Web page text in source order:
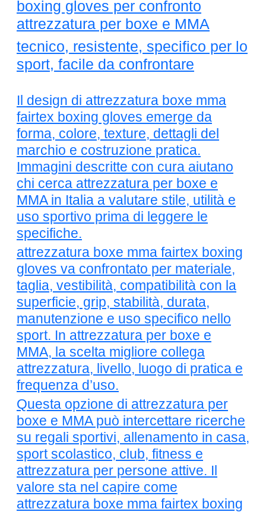
boxing gloves per confronto
attrezzatura per boxe e MMA
tecnico, resistente, specifico per lo
sport, facile da confrontare
Il design di attrezzatura boxe mma
fairtex boxing gloves emerge da
forma, colore, texture, dettagli del
marchio e costruzione pratica.
Immagini descritte con cura aiutano
chi cerca attrezzatura per boxe e
MMA in Italia a valutare stile, utilità e
uso sportivo prima di leggere le
specifiche.
attrezzatura boxe mma fairtex boxing
gloves va confrontato per materiale,
taglia, vestibilità, compatibilità con la
superficie, grip, stabilità, durata,
manutenzione e uso specifico nello
sport. In attrezzatura per boxe e
MMA, la scelta migliore collega
attrezzatura, livello, luogo di pratica e
frequenza d’uso.
Questa opzione di attrezzatura per
boxe e MMA può intercettare ricerche
su regali sportivi, allenamento in casa,
sport scolastico, club, fitness e
attrezzatura per persone attive. Il
valore sta nel capire come
attrezzatura boxe mma fairtex boxing